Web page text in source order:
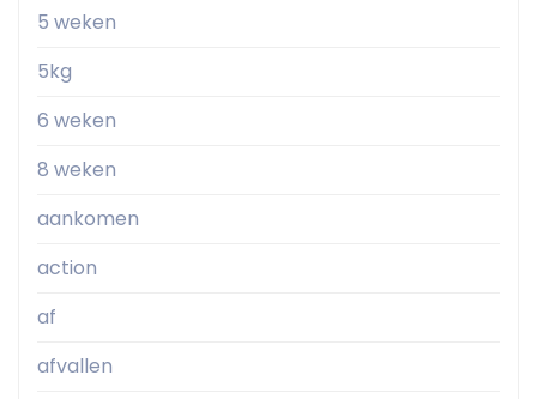
5 weken
5kg
6 weken
8 weken
aankomen
action
af
afvallen